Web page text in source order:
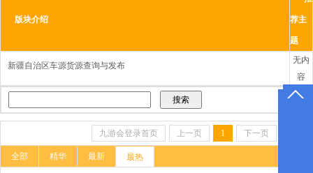
版块介绍 荐主
题
新疆自治区车源货源查询与发布
无内
容
九游会登录首页 上一页 1 下一页
全部 精华 最新 最热